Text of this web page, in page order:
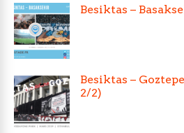
Besiktas –
Besiktas –
2/2)